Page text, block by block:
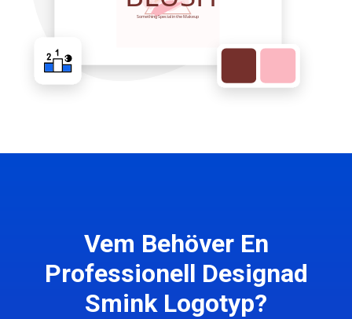
Vem Behöver En
Professionell Designad
Smink Logotyp?